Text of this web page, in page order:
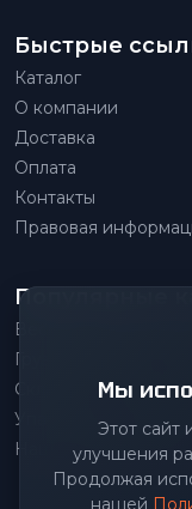
Мы
Этот сайт
улучшения
Продолжая
нашей
Быстрые
Каталог
О компании
Доставка
Оплата
Контакты
Правовая
Популярные
Весовое
Грузоподъемное
Складское
Упаковочное
Наше производство